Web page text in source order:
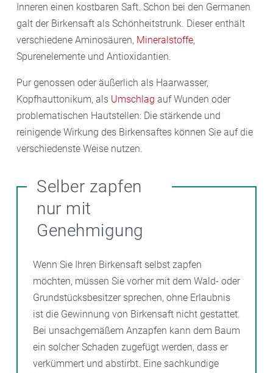
Inneren einen kostbaren Saft. Schon bei den Germanen
galt der Birkensaft als Schönheitstrunk. Dieser enthält
verschiedene Aminosäuren, Mineralstoffe,
Spurenelemente und Antioxidantien.
Pur genossen oder äußerlich als Haarwasser,
Kopfhauttonikum, als Umschlag auf Wunden oder
problematischen Hautstellen: Die stärkende und
reinigende Wirkung des Birkensaftes können Sie auf die
verschiedenste Weise nutzen.
Selber zapfen
nur mit
Genehmigung
Wenn Sie Ihren Birkensaft selbst zapfen
möchten, müssen Sie vorher mit dem Wald- oder
Grundstücksbesitzer sprechen, ohne Erlaubnis
ist die Gewinnung von Birkensaft nicht gestattet.
Bei unsachgemäßem Anzapfen kann dem Baum
ein solcher Schaden zugefügt werden, dass er
verkümmert und abstirbt. Eine sachkundige